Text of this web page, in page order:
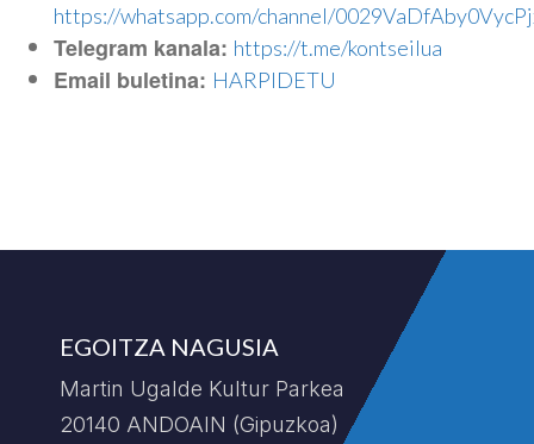
https://whatsapp.com/channel/
Telegram kanala: https://t.me/kontseilua
Email buletina: HARPIDETU
EGOITZA NAGUSIA
Martin Ugalde Kultur Parkea
20140 ANDOAIN (Gipuzkoa)